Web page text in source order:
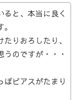
と、本当に良く
りおろしたり、
のですが・・・
ぽピアスがたまり